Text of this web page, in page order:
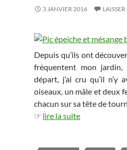
3 JANVIER 2016
Depuis qu’ils ont
fréquentent mon jardin,
départ, j’ai cru qu’il n’y
oiseaux, un mâle et deux
chacun sur sa tête de
☞ lire la suite